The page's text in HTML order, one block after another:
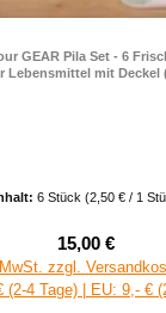
GEAR Pila Set - 6
Lebensmittel mit Deckel
6 Stück (2,50 € / 1
15,00 €
zzgl.
(2-4 Tage) | EU: 9,- €